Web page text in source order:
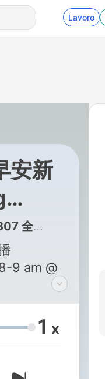
Lavoro
安新
式訪問泰國｜Google AI部門高層人事大地震｜串連
9 am @
界接軌
做越好，
摯歡迎建
1 x